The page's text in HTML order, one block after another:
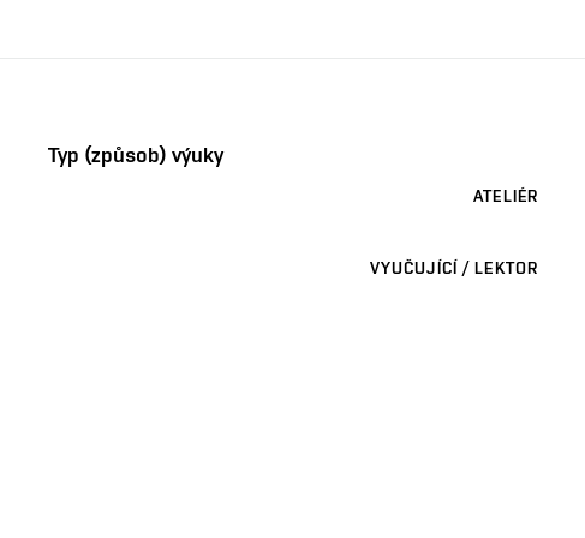
Typ (způsob) výuky
ATELIÉR
VYUČUJÍCÍ / LEKTOR